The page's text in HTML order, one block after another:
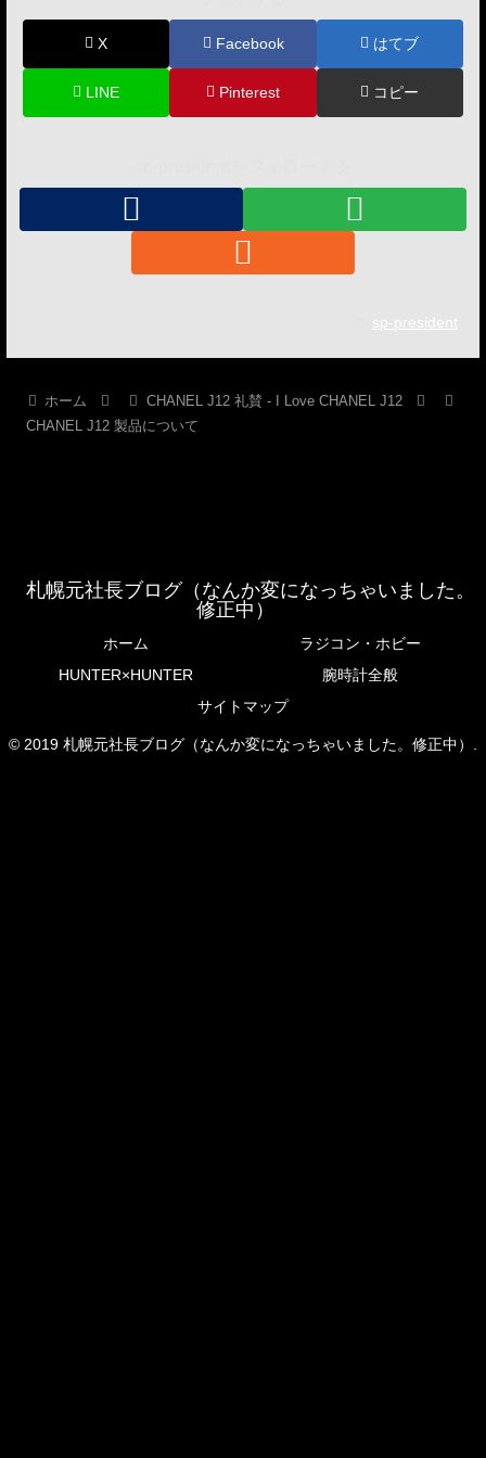
X Facebook はてブ
LINE Pinterest コピー
sp-president
ホーム
CHANEL J12 礼賛 - I Love CHANEL J12
CHANEL J12 製品について
札幌元社長ブログ（なんか変になっちゃいました。
修正中）
ホーム
ラジコン・ホビー
HUNTER×HUNTER
腕時計全般
サイトマップ
© 2019 札幌元社長ブログ（なんか変になっちゃいました。修正中）.